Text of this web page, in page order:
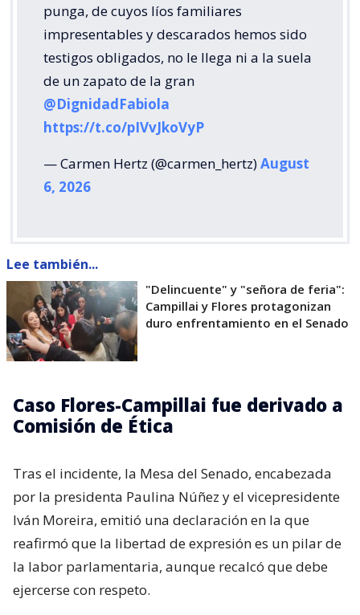
punga, de cuyos líos familiares
impresentables y descarados hemos sido
testigos obligados, no le llega ni a la suela
de un zapato de la gran
@DignidadFabiola
https://t.co/pIVvJkoVyP
— Carmen Hertz (@carmen_hertz)August
6, 2026
Lee también...
"Delincuente" y "señora de feria":
Campillai y Flores protagonizan
duro enfrentamiento en el Senado
Caso Flores-Campillai fue derivado a
Comisión de Ética
Tras el incidente, la Mesa del Senado, encabezada
por la presidenta Paulina Núñez y el vicepresidente
Iván Moreira, emitió una declaración en la que
reafirmó que la libertad de expresión es un pilar de
la labor parlamentaria, aunque recalcó que debe
ejercerse con respeto.